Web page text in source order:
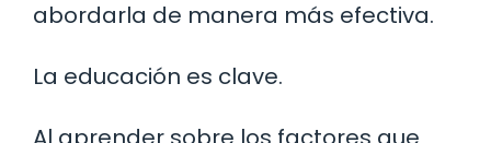
abordarla de manera más efectiva.
La educación es clave.